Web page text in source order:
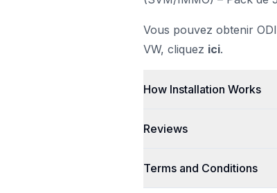
Vous pouvez obtenir
VW, cliquez ici.
How Installation Works
Reviews
Terms and Conditions